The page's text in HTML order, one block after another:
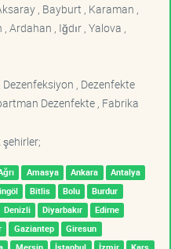
, Bayburt , Karaman ,
Ardahan , Iğdır , Yalova ,
, Dezenfekte
Dezenfekte , Fabrika
Amasya Ankara
Antalya
Bitlis Bolu
Burdur
Denizli Diyarbakır
Edirne
Gaziantep
Giresun